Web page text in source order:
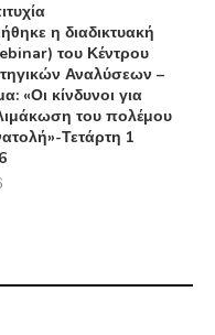
η διαδικτυακή
του Κέντρου
Αναλύσεων –
«Οι κίνδυνοι για
του πολέμου
Τετάρτη 1